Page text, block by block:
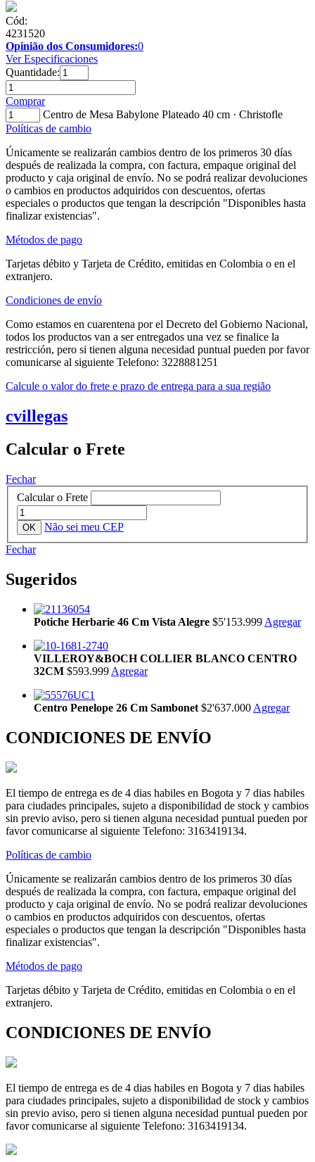
Cód:
4231520
Opinião dos Consumidores:0
Ver Especificaciones
Quantidade:
Comprar
Centro de Mesa Babylone Plateado 40 cm · Christofle
Políticas de cambio
Únicamente se realizarán cambios dentro de los primeros 30 días
después de realizada la compra, con factura, empaque original del
producto y caja original de envío. No se podrá realizar devoluciones
o cambios en productos adquiridos con descuentos, ofertas
especiales o productos que tengan la descripción "Disponibles hasta
finalizar existencias".
Métodos de pago
Tarjetas débito y Tarjeta de Crédito, emitidas en Colombia o en el
extranjero.
Condiciones de envío
Como estamos en cuarentena por el Decreto del Gobierno Nacional,
todos los productos van a ser entregados una vez se finalice la
restricción, pero si tienen alguna necesidad puntual pueden por favor
comunicarse al siguiente Telefono: 3228881251
Calcule o valor do frete e prazo de entrega para a sua região
cvillegas
Calcular o Frete
Fechar
Calcular o Frete
Não sei meu CEP
Fechar
Sugeridos
Potiche Herbarie 46 Cm Vista Alegre $5'153.999 Agregar
VILLEROY&BOCH COLLIER BLANCO CENTRO
32CM $593.999 Agregar
Centro Penelope 26 Cm Sambonet $2'637.000 Agregar
CONDICIONES DE ENVÍO
El tiempo de entrega es de 4 dias habiles en Bogota y 7 dias habiles
para ciudades principales, sujeto a disponibilidad de stock y cambios
sin previo aviso, pero si tienen alguna necesidad puntual pueden por
favor comunicarse al siguiente Telefono: 3163419134.
Políticas de cambio
Únicamente se realizarán cambios dentro de los primeros 30 días
después de realizada la compra, con factura, empaque original del
producto y caja original de envío. No se podrá realizar devoluciones
o cambios en productos adquiridos con descuentos, ofertas
especiales o productos que tengan la descripción "Disponibles hasta
finalizar existencias".
Métodos de pago
Tarjetas débito y Tarjeta de Crédito, emitidas en Colombia o en el
extranjero.
CONDICIONES DE ENVÍO
El tiempo de entrega es de 4 dias habiles en Bogota y 7 dias habiles
para ciudades principales, sujeto a disponibilidad de stock y cambios
sin previo aviso, pero si tienen alguna necesidad puntual pueden por
favor comunicarse al siguiente Telefono: 3163419134.